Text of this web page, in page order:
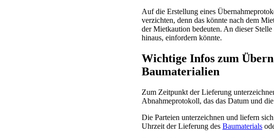
Auf die Erstellung eines
verzichten, denn das könnte nach dem
der Mietkaution bedeuten. An dieser
hinaus, einfordern könnte.
Wichtige Infos zum
Baumaterialien
Zum Zeitpunkt der Lieferung
Abnahmeprotokoll, das das Datum und
Die Parteien unterzeichnen und liefern
Uhrzeit der Lieferung des Baumaterials